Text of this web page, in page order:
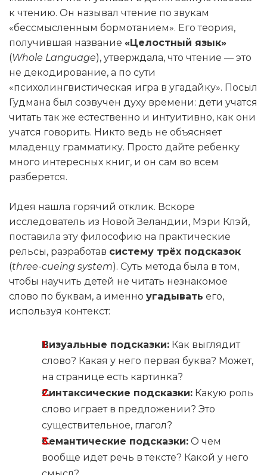
к чтению. Он называл чтение по звукам
«бессмысленным бормотанием». Его теория,
получившая название «Целостный язык»
(Whole Language), утверждала, что чтение — это
не декодирование, а по сути
«психолингвистическая игра в угадайку». Посыл
Гудмана был созвучен духу времени: дети учатся
читать так же естественно и интуитивно, как они
учатся говорить. Никто ведь не объясняет
младенцу грамматику. Просто дайте ребенку
много интересных книг, и он сам во всем
разберется.
Идея нашла горячий отклик. Вскоре
исследователь из Новой Зеландии, Мэри Клэй,
поставила эту философию на практические
рельсы, разработав систему трёх подсказок
(three-cueing system). Суть метода была в том,
чтобы научить детей не читать незнакомое
слово по буквам, а именно угадывать его,
используя контекст:
Визуальные подсказки: Как выглядит
слово? Какая у него первая буква? Может,
на странице есть картинка?
Синтаксические подсказки: Какую роль
слово играет в предложении? Это
существительное, глагол?
Семантические подсказки: О чем
вообще идет речь в тексте? Какой у него